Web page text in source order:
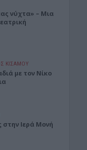
νύχτα» – Μια
ΚΙΣΆΜΟΥ
με τον Νίκο
Ιερά Μονή